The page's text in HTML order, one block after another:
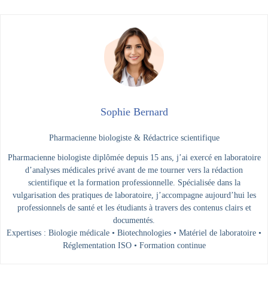
Sophie Bernard
Pharmacienne biologiste & Rédactrice scientifique
Pharmacienne biologiste diplômée depuis 15 ans, j’ai exercé en laboratoire
d’analyses médicales privé avant de me tourner vers la rédaction
scientifique et la formation professionnelle. Spécialisée dans la
vulgarisation des pratiques de laboratoire, j’accompagne aujourd’hui les
professionnels de santé et les étudiants à travers des contenus clairs et
documentés.
Expertises : Biologie médicale • Biotechnologies • Matériel de laboratoire •
Réglementation ISO • Formation continue